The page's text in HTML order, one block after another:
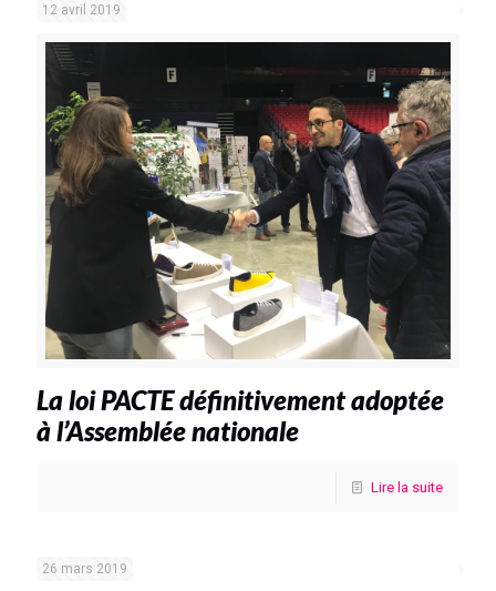
12 avril 2019
La loi PACTE définitivement adoptée
à l’Assemblée nationale
Lire la suite
26 mars 2019